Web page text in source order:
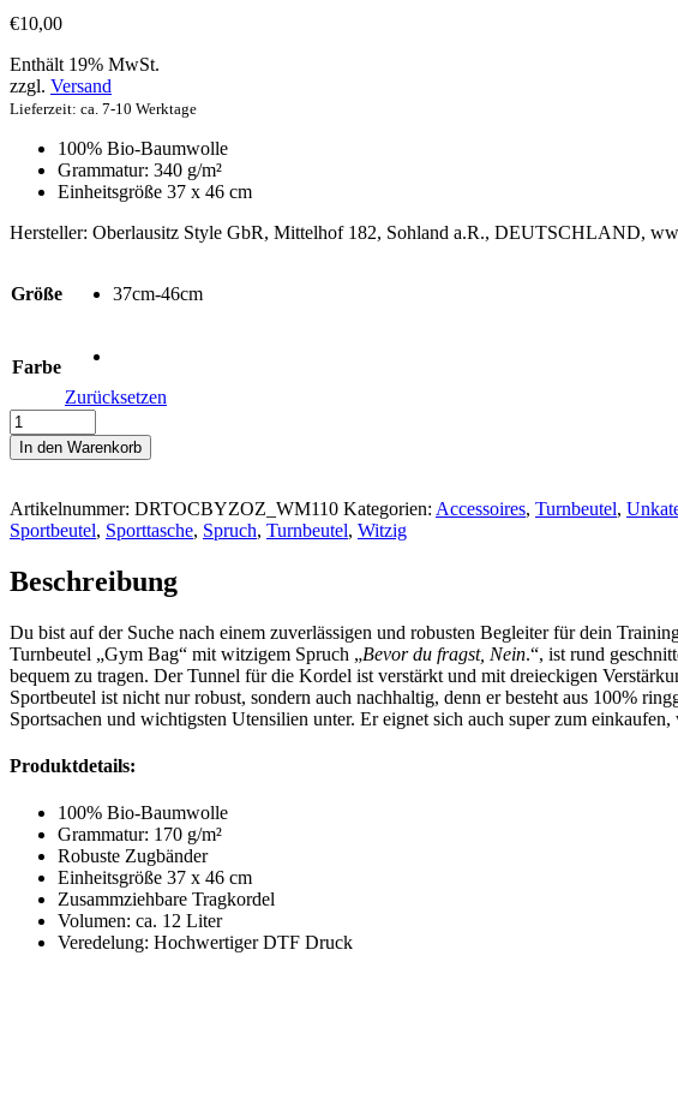
€10,00
Enthält 19% MwSt.
zzgl. Versand
Lieferzeit: ca. 7-10 Werktage
100% Bio-Baumwolle
Grammatur: 340 g/m²
Einheitsgröße 37 x 46 cm
Hersteller: Oberlausitz Style GbR, Mittelhof 182, Sohland a.R., DEUTSCHLAND,
Größe 37cm-46cm
Farbe
Zurücksetzen
#BEVOR
DU
FRAGST,
-
Turnbeutel
Sportbeutel
Menge
In den Warenkorb
Artikelnummer: DRTOCBYZOZ_WM110 Kategorien: Accessoires, Turnbeutel,
Sportbeutel, Sporttasche, Spruch, Turnbeutel, Witzig
Beschreibung
Du bist auf der Suche nach einem zuverlässigen und robusten Begleiter für dein
Turnbeutel „Gym Bag“ mit witzigem Spruch „Bevor du fragst, Nein.“, ist rund
bequem zu tragen. Der Tunnel für die Kordel ist verstärkt und mit dreieckigen
Sportbeutel ist nicht nur robust, sondern auch nachhaltig, denn er besteht aus 100% r
Sportsachen und wichtigsten Utensilien unter. Er eignet sich auch super zum
Produktdetails:
100% Bio-Baumwolle
Grammatur: 170 g/m²
Robuste Zugbänder
Einheitsgröße 37 x 46 cm
Zusammziehbare Tragkordel
Volumen: ca. 12 Liter
Veredelung: Hochwertiger DTF Druck